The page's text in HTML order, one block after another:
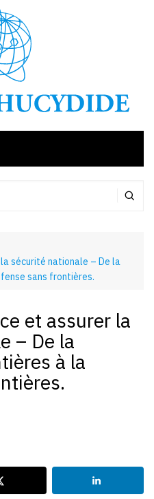
sécurité nationale – De la
sans frontières.
et assurer la
– De la
à la